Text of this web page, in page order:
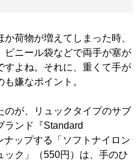
荷物が増えてしまった時、
ビニール袋などで両手が塞が
すよね。それに、重くて手が
嫌なポイント。
が、リュックタイプのサブ
ランド『Standard
ナップする「ソフトナイロン
ック」（550円）は、手のひ